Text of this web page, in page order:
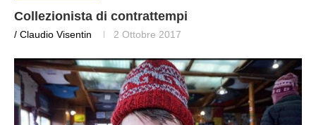
Collezionista di contrattempi
/ Claudio Visentin 2 Ottobre 2017